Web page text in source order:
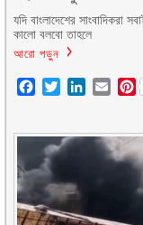
যদি বাংলাদেশের সাংবাদিকরা
কালো বলবো তাহলে
আরো পড়ুন
Facebook
TwitterLinkedIn
Email